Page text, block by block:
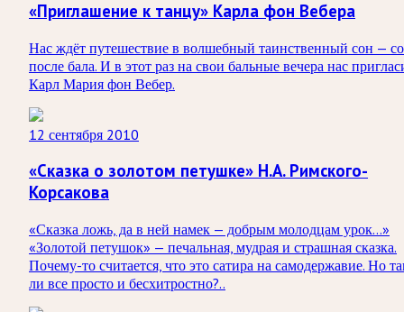
«Приглашение к танцу» Карла фон Вебера
Нас ждёт путешествие в волшебный таинственный сон —
после бала. И в этот раз на свои бальные вечера нас
Карл Мария фон Вебер.
12 сентября 2010
«Сказка о золотом петушке» Н.А. Римского-
Корсакова
«Сказка ложь, да в ней намек — добрым молодцам урок…»
«Золотой петушок» — печальная, мудрая и страшная сказка.
Почему-то считается, что это сатира на самодержавие. Но
ли все просто и бесхитростно?..